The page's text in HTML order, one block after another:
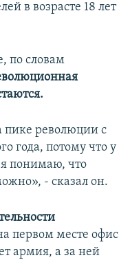
в возрасте 18 лет
по словам
пике революции с
года, потому что у
понимаю, что
- сказал он.
первом месте офис
армия, а за ней